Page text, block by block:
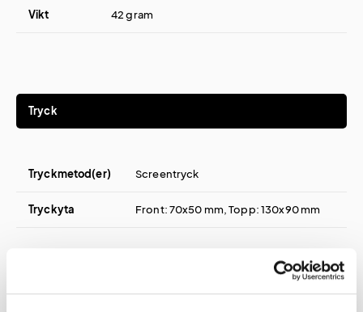
Vikt 42 gram
Tryck
Tryckmetod(er) Screentryck
Tryckyta Front: 70x50 mm, Topp: 130x90 mm